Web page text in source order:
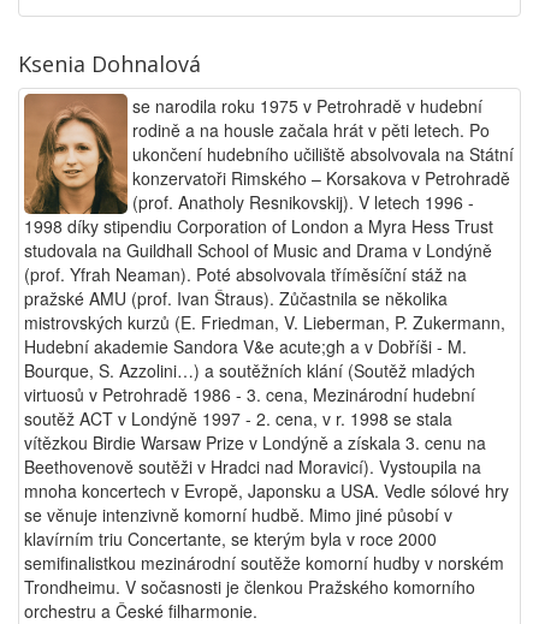
Ksenia Dohnalová
se narodila roku 1975 v Petrohradě v hudební
rodině a na housle začala hrát v pěti letech. Po
ukončení hudebního učiliště absolvovala na Státní
konzervatoři Rimského – Korsakova v Petrohradě
(prof. Anatholy Resnikovskij). V letech 1996 -
1998 díky stipendiu Corporation of London a Myra Hess Trust
studovala na Guildhall School of Music and Drama v Londýně
(prof. Yfrah Neaman). Poté absolvovala tříměsíční stáž na
pražské AMU (prof. Ivan Štraus). Zůčastnila se několika
mistrovských kurzů (E. Friedman, V. Lieberman, P. Zukermann,
Hudební akademie Sandora V&e acute;gh a v Dobříši - M.
Bourque, S. Azzolini…) a soutěžních klání (Soutěž mladých
virtuosů v Petrohradě 1986 - 3. cena, Mezinárodní hudební
soutěž ACT v Londýně 1997 - 2. cena, v r. 1998 se stala
vítězkou Birdie Warsaw Prize v Londýně a získala 3. cenu na
Beethovenově soutěži v Hradci nad Moravicí). Vystoupila na
mnoha koncertech v Evropě, Japonsku a USA. Vedle sólové hry
se věnuje intenzivně komorní hudbě. Mimo jiné působí v
klavírním triu Concertante, se kterým byla v roce 2000
semifinalistkou mezinárodní soutěže komorní hudby v norském
Trondheimu. V sočasnosti je členkou Pražského komorního
orchestru a České filharmonie.